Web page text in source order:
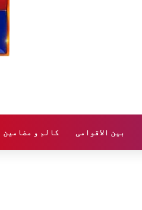
کالم و مضامین بین الاقوامی